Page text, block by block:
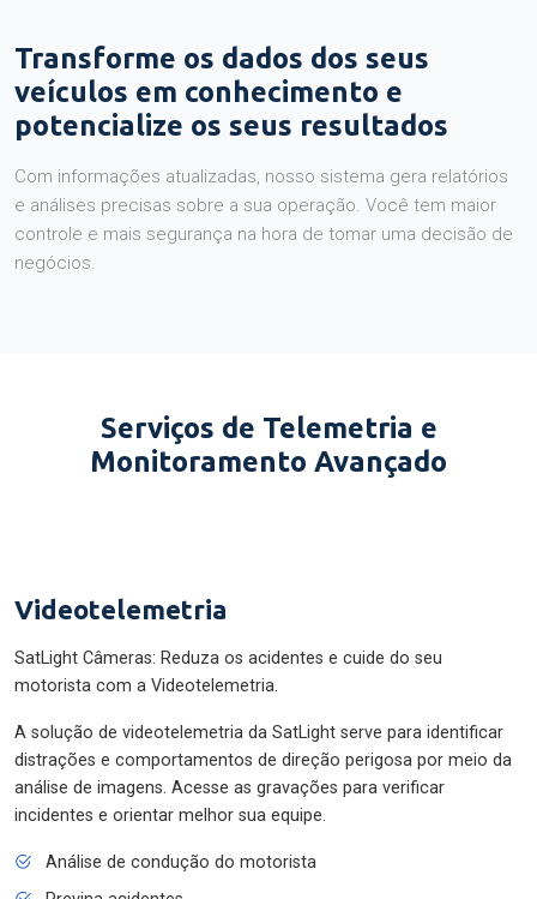
Transforme os dados dos seus
veículos em conhecimento e
potencialize os seus resultados
Com informações atualizadas, nosso sistema gera relatórios
e análises precisas sobre a sua operação. Você tem maior
controle e mais segurança na hora de tomar uma decisão de
negócios.
Serviços de Telemetria e
Monitoramento Avançado
Videotelemetria
SatLight Câmeras: Reduza os acidentes e cuide do seu
motorista com a Videotelemetria.
A solução de videotelemetria da SatLight serve para identificar
distrações e comportamentos de direção perigosa por meio da
análise de imagens. Acesse as gravações para verificar
incidentes e orientar melhor sua equipe.
Análise de condução do motorista